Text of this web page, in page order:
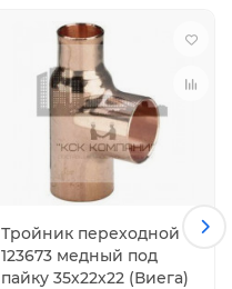
Тройник переходной
123673 медный под
пайку 35х22х22 (Виега)